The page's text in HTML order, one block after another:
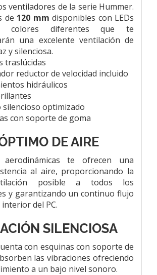
ventiladores de la serie Hummer.
de 120 mm disponibles con LEDs
colores diferentes que te
una excelente ventilación de
y silenciosa.
traslúcidas
reductor de velocidad incluido
hidráulicos
silencioso optimizado
con soporte de goma
DE AIRE
aerodinámicas te ofrecen una
al aire, proporcionando la
posible a todos los
y garantizando un continuo flujo
del PC.
SILENCIOSA
con esquinas con soporte de
las vibraciones ofreciendo
a un bajo nivel sonoro.